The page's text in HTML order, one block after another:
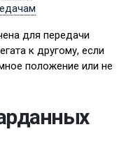
для передачи
к другому, если
положение или не